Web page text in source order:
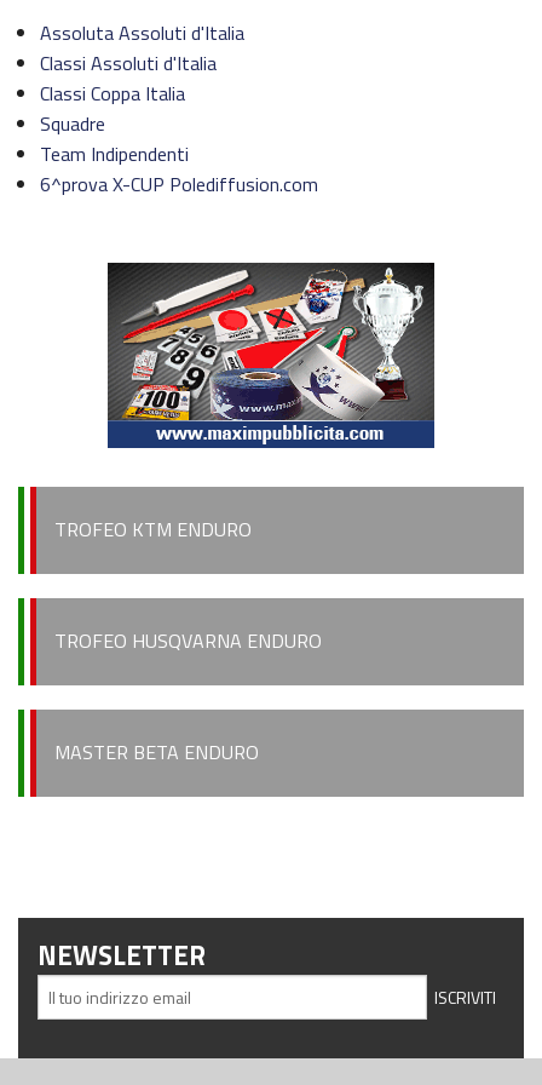
Campionato Regionale MINIENDURO Friuli Venezia Giulia
Campionato Regionale EPOCA Friuli Venezia Giulia
Calendario Italiano Enduro 2022
Calendario EnduroGP 2022
News EnduroGP
Regionale Enduro
Albo d’oro Italiano Enduro
Archivio Stagioni Italiano Enduro
Informazioni e comunicati
Notizie sportive
Notizie sportive
Recensioni e test
Assoluta Assoluti d'Italia
Classi Assoluti d'Italia
Classi Coppa Italia
Squadre
Team Indipendenti
6^prova X-CUP Polediffusion.com
TROFEO KTM ENDURO
TROFEO HUSQVARNA ENDURO
MASTER BETA ENDURO
NEWSLETTER